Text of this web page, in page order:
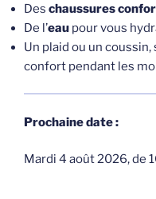
Des chaussures
De l’eau pour vous
Un plaid ou un
confort pendant les
Prochaine date :
Mardi 4 août 2026, de